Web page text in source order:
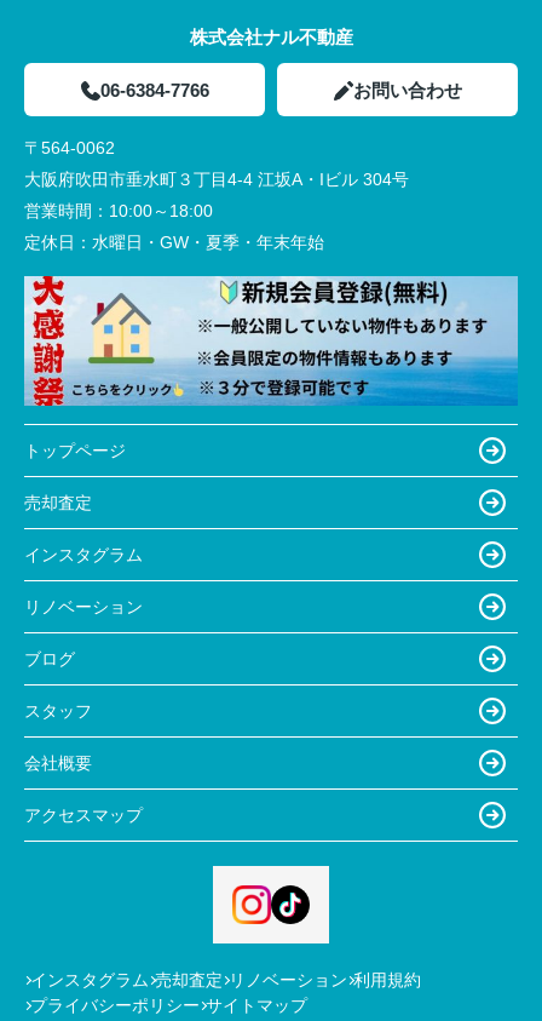
株式会社ナル不動産
06-6384-7766 お問い合わせ
〒564-0062
大阪府吹田市垂水町３丁目4-4 江坂A・Iビル 304号
営業時間： 10:00～18:00
定休日： 水曜日・GW・夏季・年末年始
トップページ
売却査定
インスタグラム
リノベーション
ブログ
スタッフ
会社概要
アクセスマップ
インスタグラム 売却査定 リノベーション 利用規約
プライバシーポリシー サイトマップ